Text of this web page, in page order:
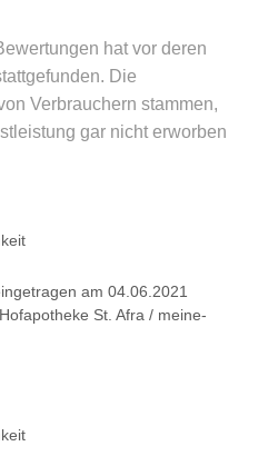
hat vor deren
Die
Verbrauchern stammen,
gar nicht erworben
am 04.06.2021
St. Afra / meine-